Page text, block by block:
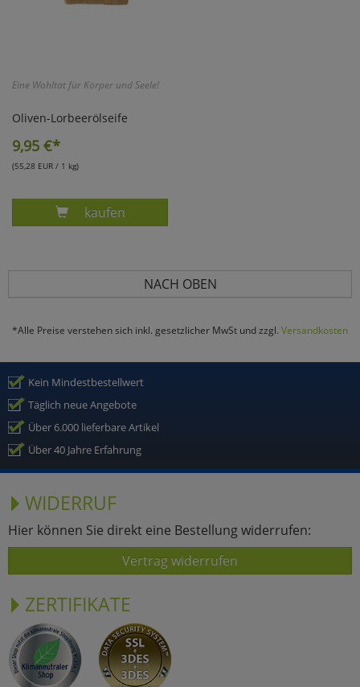
Eine Wohltat für Körper und Seele!
Oliven-Lorbeerölseife
9,95 €*
(55,28 EUR / 1 kg)
Produkt ORIGINAL OLIVEN- LORBEERÖLSEIFE
kaufen
NACH OBEN
*Alle Preise verstehen sich inkl. gesetzlicher MwSt und zzgl. Versandkosten
Kein Mindestbestellwert
Täglich neue Angebote
Über 6.000 lieferbare Artikel
Über 40 Jahre Erfahrung
WIDERRUF
Hier können Sie direkt eine Bestellung widerrufen:
Vertrag widerrufen
ZERTIFIKATE